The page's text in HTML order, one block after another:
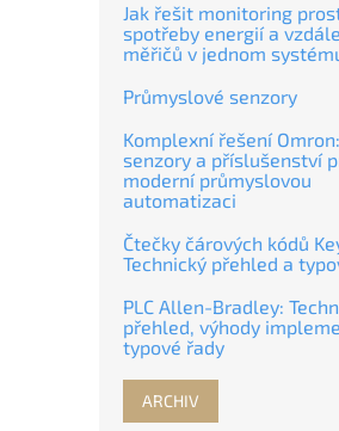
Jak řešit monitoring
spotřeby energií a
měřičů v jednom
Průmyslové senzory
Komplexní řešení Omron:
senzory a příslušenství
moderní průmyslovou
automatizaci
Čtečky čárových kódů
Technický přehled a
PLC Allen-Bradley:
přehled, výhody
typové řady
ARCHIV